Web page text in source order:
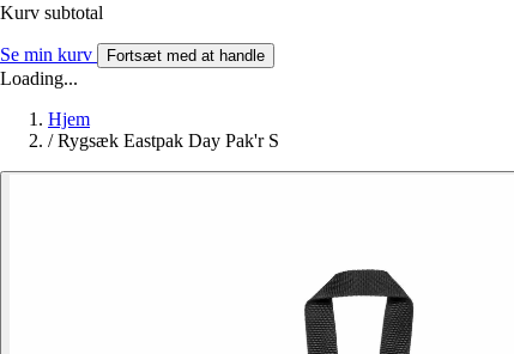
Kurv subtotal
Se min kurv Fortsæt med at handle
Loading...
Hjem
/ Rygsæk Eastpak Day Pak'r S